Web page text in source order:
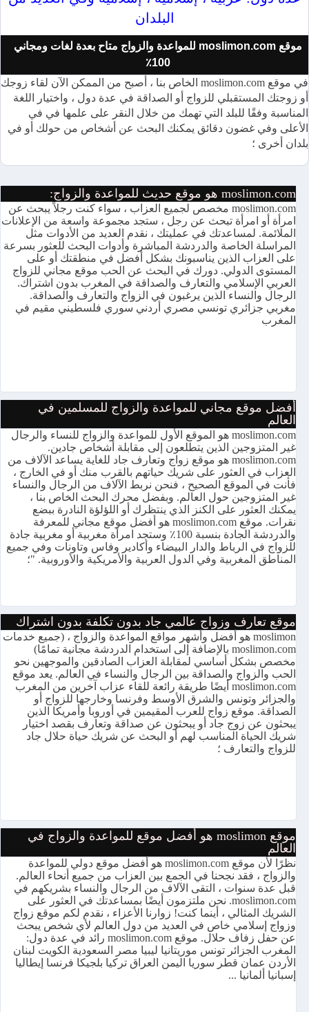
البلدان
موقع moslimon.com للمواعدة والزواج متاح بعدة لغات ومجاني
100٪
في موقع moslimon.com الخاص بنا ، أصبح من الممكن الآن لقاء زوجك
أو زوجتك المستقبلي للزواج أو الصداقة في عدة دول ، واختيار اللغة
المناسبة وفقًا للبلد التي تهمك من خلال النقر على علمها في في
الأعلى وفي غضون دقائق يمكنك البحث عن أشخاص من حولك أو في
بلدان أخرى ؛
moslimon.com هو موقع حديث للمواعدة والزواج:
moslimon.com مخصص لجميع العزاب ، سواء كنت رجلاً يبحث عن
امرأة أو امرأة تبحث عن رجل ، ستجد مجموعة واسعة من الإعلانات
الملائمة. لمساعدتك في عمليتك ، نقدم العديد من الأدوات مثل
المراسلة الخاصة والدردشة المباشرة وأدوات البحث للعثور بسرعة
على العزاب الذين يناسبونك بشكل أفضل في منطقتك أو على
المستوى الدولي. دورك في البحث عن الحب موقع مجاني للزواج
العربي الإسلامي والتعارف والصداقة في المغرب بدون اشتراك.
الرجال والنساء الذين يرغبون في الزواج والتعارف والصداقة.
مغربي جزائري تونسي مصري أردني سوري فلسطيني مقيم في
المغرب
أفضل موقع مجاني للمواعدة والزواج للمسلمين في
العالم
moslimon.com هو الموقع الأول للمواعدة والزواج للنساء والرجال
غير المتزوجين الذين يتطلعون إلى مقابلة أشخاص جادين.
moslimon.com هو موقع زواج وتعارف جاد للغاية يساعد الآلاف من
العزاب في العثور على شريك حياتهم بالقرب منك أو في الخارج ،
فأنت في الموقع الصحيح ، فنحن نربط الآلاف من الرجال والنساء
غير المتزوجين حول العالم. وبفضل محرك البحث الخاص بنا ،
يمكنك العثور على الكنز الذي ينتظرك أو اللؤلؤة النادرة ببضع
نقرات. موقع moslimon.com هو أفضل موقع مجاني للمعرفة
والدردشة الجادة بنسبة 100٪ وستجد امرأة مغربية أو مغربية جادة
للزواج في الرباط والدار البيضاء وأكادير وفاس وتاونات وفي جميع
المناطق المغربية وفي الدول العربية والأمريكية والأوروبية. "؛
موقع تعارف وزواج عالمي جاد بدون تكلفة بدون اشتراك
moslimon هو أفضل وأشهر مواقع المواعدة والزواج ، (جميع خدمات
moslimon.com بالإضافة إلى استخدام الدردشة مجانية تمامًا)
مخصص بشكل أساسي لمقابلة العزاب الصادقين والموجهين نحو
الحب والزواج والصداقة بين الرجال والنساء في العالم. يعد موقع
moslimon.com أيضًا طريقة رائعة للقاء عزاب آخرين من المغرب
والجزائر وتونس والشرق الأوسط وفرنسا وخارجها للزواج أو
الصداقة. موقع زواج للعرب المقيمين في أوروبا وأمريكا الذين
يبحثون عن زوج جاد أو يبحثون عن صداقة وتعارف بقصد اختيار
شريك الحياة المناسب لهم أو البحث عن شريك حياة حلال جاد
للزواج والتعارف ؛
موقع moslimon هو أفضل موقع للمواعدة والزواج في
العالم
نظرًا لأن موقع moslimon.com هو أفضل موقع دولي للمواعدة
والزواج ، فقد نجحنا في الجمع بين العزاب من جميع أنحاء العالم.
قبل عدة سنوات ، التقى الآلاف من الرجال والنساء بشريكهم في
moslimon.com. نحن ملتزمون أيضًا بمساعدتك في العثور على
الشريك المثالي ، أينما كنت! زوارنا الأعزاء ، نقدم لكم موقع زواج
وزواج إسلامي خاص في العديد من دول العالم لأي شخص يبحث
عن حفل زفاف حلال. موقع moslimon.com رائد في عدة دول:
المغرب الجزائر تونس موريتانيا ليبيا مصر السعودية الكويت لبنان
الأردن عمان قطر سوريا اليمن العراق تركيا بلجيكا فرنسا إيطاليا
إسبانيا ألمانيا ...